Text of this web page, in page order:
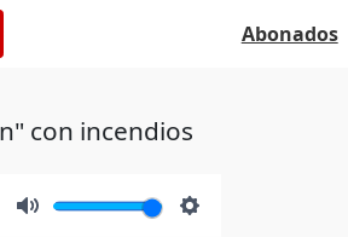
Abonados
con incendios